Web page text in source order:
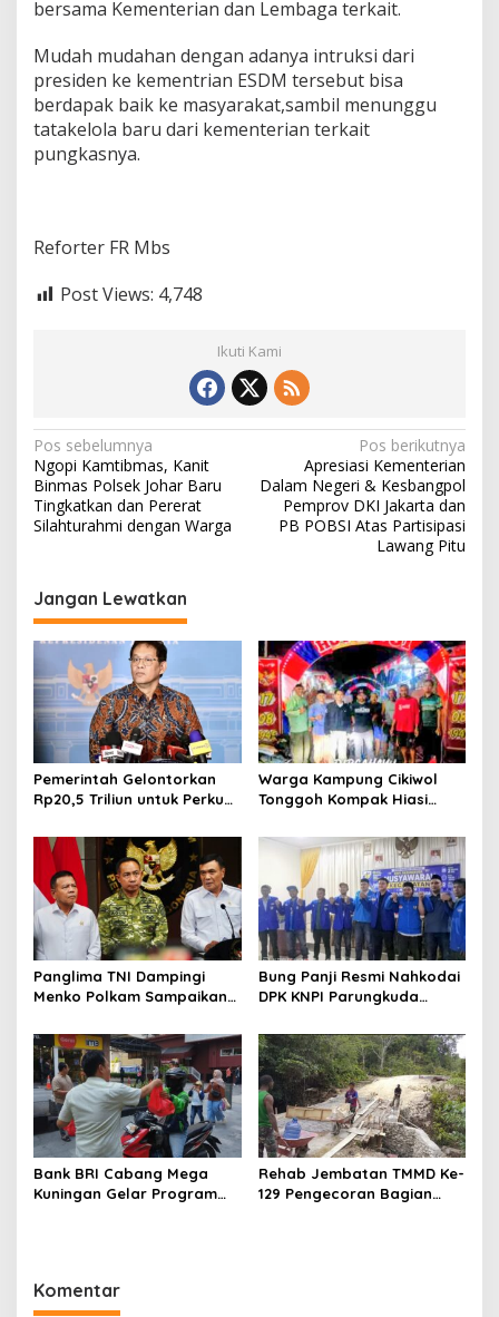
3
g
bersama Kementerian dan Lembaga terkait.
Mudah mudahan dengan adanya intruksi dari
presiden ke kementrian ESDM tersebut bisa
berdapak baik ke masyarakat,sambil menunggu
tatakelola baru dari kementerian terkait
pungkasnya.
Reforter FR Mbs
Post Views: 4,748
Ikuti Kami
N
a
v
i
a
s
i
p
o
s
Pos sebelumnya
Ngopi Kamtibmas, Kanit
Binmas Polsek Johar Baru
Tingkatkan dan Pererat
Silahturahmi dengan Warga
Pos berikutnya
Apresiasi Kementerian
Dalam Negeri & Kesbangpol
Pemprov DKI Jakarta dan
PB POBSI Atas Partisipasi
Lawang Pitu
Jangan Lewatkan
Pemerintah Gelontorkan
Rp20,5 Triliun untuk Perkuat
Pastikan Gaji PPPK Aman
Warga Kampung Cikiwol
Tonggoh Kompak Hiasi
ke-81
Panglima TNI Dampingi
Menko Polkam Sampaikan
Bangsa
Bung Panji Resmi Nahkodai
DPK KNPI Parungkuda
Bank BRI Cabang Mega
Kuningan Gelar Program
Rehab Jembatan TMMD Ke-
129 Pengecoran Bagian
Komentar